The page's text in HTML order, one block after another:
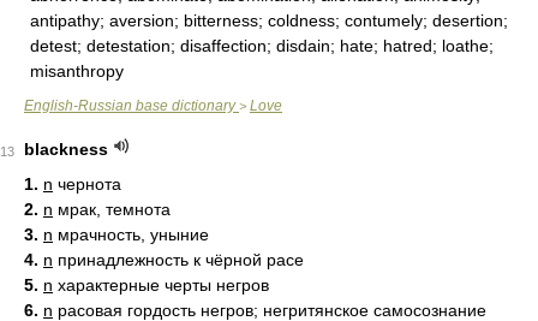
antipathy; aversion; bitterness; coldness; contumely; desertion;
detest; detestation; disaffection; disdain; hate; hatred; loathe;
misanthropy
English-Russian base dictionary> Love
13
blackness
1. n чернота
2. n мрак, темнота
3. n мрачность, уныние
4. n принадлежность к чёрной расе
5. n характерные черты негров
6. n расовая гордость негров; негритянское самосознание